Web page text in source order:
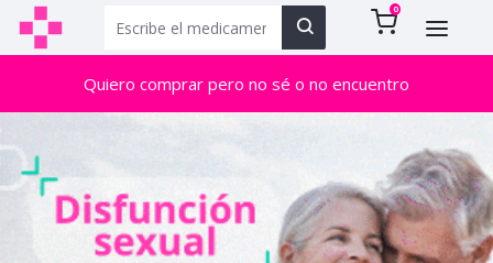
0
Quiero comprar pero no sé o no encuentro